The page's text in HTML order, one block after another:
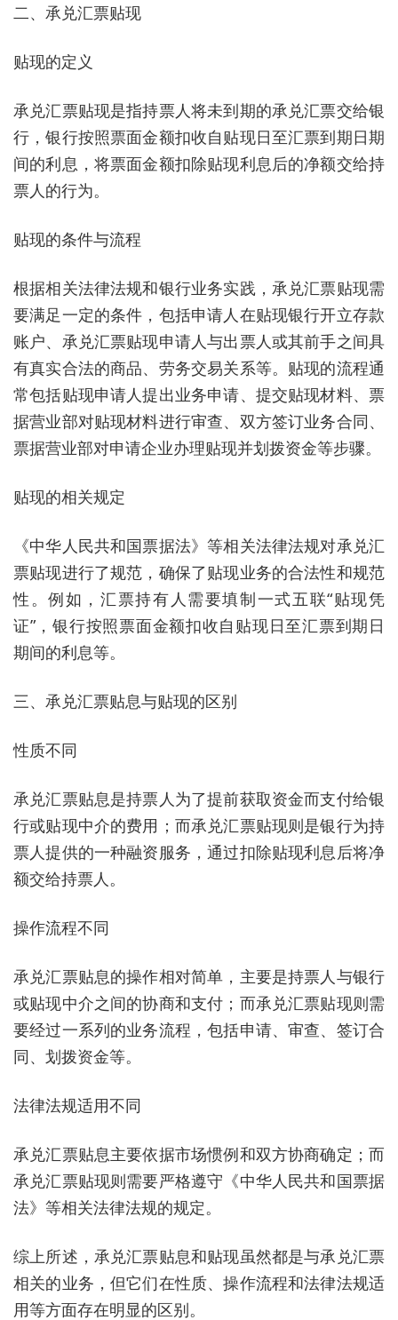
二、承兑汇票贴现
贴现的定义
承兑汇票贴现是指持票人将未到期的承兑汇票交给银
行，银行按照票面金额扣收自贴现日至汇票到期日期
间的利息，将票面金额扣除贴现利息后的净额交给持
票人的行为。
贴现的条件与流程
根据相关法律法规和银行业务实践，承兑汇票贴现需
要满足一定的条件，包括申请人在贴现银行开立存款
账户、承兑汇票贴现申请人与出票人或其前手之间具
有真实合法的商品、劳务交易关系等。贴现的流程通
常包括贴现申请人提出业务申请、提交贴现材料、票
据营业部对贴现材料进行审查、双方签订业务合同、
票据营业部对申请企业办理贴现并划拨资金等步骤。
贴现的相关规定
《中华人民共和国票据法》等相关法律法规对承兑汇
票贴现进行了规范，确保了贴现业务的合法性和规范
性。例如，汇票持有人需要填制一式五联“贴现凭
证”，银行按照票面金额扣收自贴现日至汇票到期日
期间的利息等。
三、承兑汇票贴息与贴现的区别
性质不同
承兑汇票贴息是持票人为了提前获取资金而支付给银
行或贴现中介的费用；而承兑汇票贴现则是银行为持
票人提供的一种融资服务，通过扣除贴现利息后将净
额交给持票人。
操作流程不同
承兑汇票贴息的操作相对简单，主要是持票人与银行
或贴现中介之间的协商和支付；而承兑汇票贴现则需
要经过一系列的业务流程，包括申请、审查、签订合
同、划拨资金等。
法律法规适用不同
承兑汇票贴息主要依据市场惯例和双方协商确定；而
承兑汇票贴现则需要严格遵守《中华人民共和国票据
法》等相关法律法规的规定。
综上所述，承兑汇票贴息和贴现虽然都是与承兑汇票
相关的业务，但它们在性质、操作流程和法律法规适
用等方面存在明显的区别。